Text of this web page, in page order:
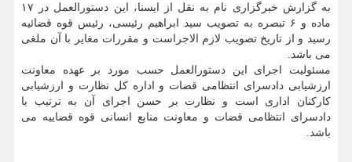
به گزارش خبرگزاری نام به نقل از ایسنا، این دستورالعمل در ۱۷
ماده و ۶ تبصره به تصویب سید ابراهیم رئیسی، رئیس قوه قضائیه
رسید و از تاریخ تصویب لازم الاجراست و مقررات مغایر با آن ملغی
می باشد.
مسئولیت اجرای این دستورالعمل حسب مورد بر عهده معاونت
ارزشیابی دادسرای انتظامی قضات و اداره كل نظارت و ارزشیابی
كاركنان اداری است و نظارت بر حسن اجرای آن به ترتیب با
دادسرای انتظامی قضات و معاونت منابع انسانی قوه قضاییه می
باشد.